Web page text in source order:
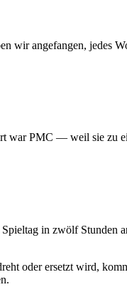
wir angefangen,
PMC — weil sie zu
in zwölf Stunden
oder ersetzt wird,